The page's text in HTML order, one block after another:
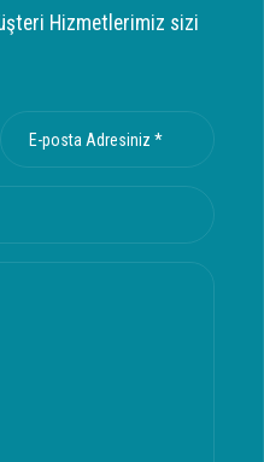
Hizmetlerimiz sizi